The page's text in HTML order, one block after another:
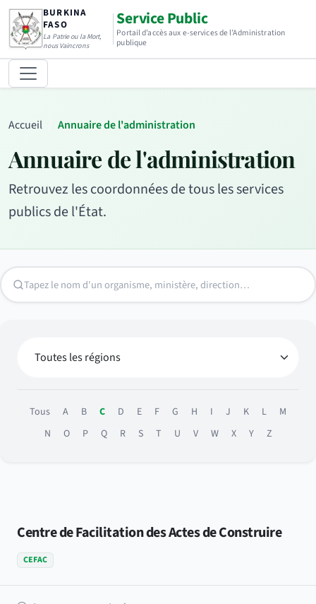
BURKINA
FASO
La Patrie ou la Mort,
nous Vaincrons
Service Public
Portail d’accès aux e-services de l’Administration
publique
Accueil Annuaire de l'administration
Annuaire de l'administration
Retrouvez les coordonnées de tous les services
publics de l'État.
Tous A B C D E F G H I J K L
M
N
O P Q R S T U V W X Y Z
Centre de Facilitation des Actes de Construire
CEFAC